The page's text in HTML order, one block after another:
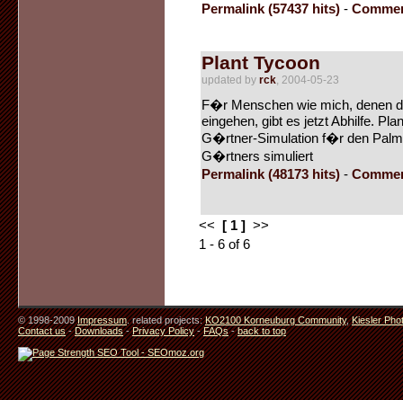
Permalink (57437 hits) -
Plant Tycoon
updated by rck, 2004-05-23
F�r Menschen wie mich, denen
eingehen, gibt es jetzt Abhilfe.
G�rtner-Simulation f�r den
G�rtners simuliert
Permalink (48173 hits) -
<< [ 1 ]
>>
1 - 6 of 6
© 1998-2009Impressum. related projects:KO2100 Korneuburg Community,Kiesler
Contact us-Downloads-Privacy Policy-FAQs-back to top